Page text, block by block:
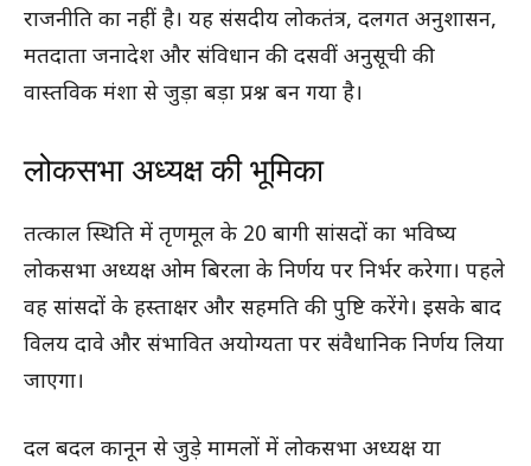
राजनीति का नहीं है। यह संसदीय लोकतंत्र, दलगत अनुशासन,
मतदाता जनादेश और संविधान की दसवीं अनुसूची की
वास्तविक मंशा से जुड़ा बड़ा प्रश्न बन गया है।
लोकसभा अध्यक्ष की भूमिका
तत्काल स्थिति में तृणमूल के 20 बागी सांसदों का भविष्य
लोकसभा अध्यक्ष ओम बिरला के निर्णय पर निर्भर करेगा। पहले
वह सांसदों के हस्ताक्षर और सहमति की पुष्टि करेंगे। इसके बाद
विलय दावे और संभावित अयोग्यता पर संवैधानिक निर्णय लिया
जाएगा।
दल बदल कानून से जुड़े मामलों में लोकसभा अध्यक्ष या